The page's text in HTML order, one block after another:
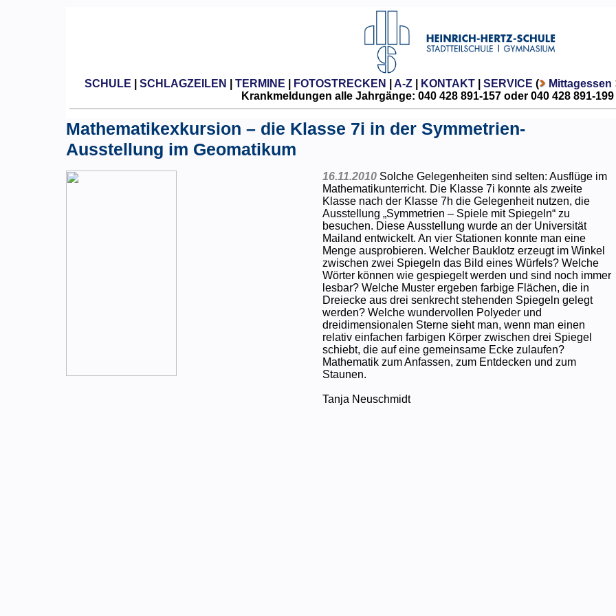
SCHULE SCHLAGZEILEN TERMINE FOTOSTRECKEN A-Z| KONTAKT| SERVICE (
Mittagessen
Krankmeldungen alle Jahrgänge: 040 428 891-157 oder 040 428 891-199
Mathematikexkursion – die Klasse 7i in der Symmetrien-
Ausstellung im Geomatikum
16.11.2010 Solche Gelegenheiten sind selten: Ausflüge im
Mathematikunterricht. Die Klasse 7i konnte als zweite
Klasse nach der Klasse 7h die Gelegenheit nutzen, die
Ausstellung „Symmetrien – Spiele mit Spiegeln“ zu
besuchen. Diese Ausstellung wurde an der Universität
Mailand entwickelt. An vier Stationen konnte man eine
Menge ausprobieren. Welcher Bauklotz erzeugt im Winkel
zwischen zwei Spiegeln das Bild eines Würfels? Welche
Wörter können wie gespiegelt werden und sind noch immer
lesbar? Welche Muster ergeben farbige Flächen, die in
Dreiecke aus drei senkrecht stehenden Spiegeln gelegt
werden? Welche wundervollen Polyeder und
dreidimensionalen Sterne sieht man, wenn man einen
relativ einfachen farbigen Körper zwischen drei Spiegel
schiebt, die auf eine gemeinsame Ecke zulaufen?
Mathematik zum Anfassen, zum Entdecken und zum
Staunen.
Tanja Neuschmidt